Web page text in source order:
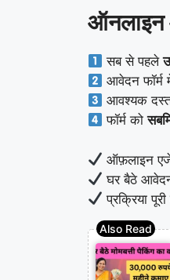
सब से पहले
आवेदन फॉर्म
आवश्यक
फॉर्म को
ऑफ़लाइन
घर बैठे
प्रक्रिया